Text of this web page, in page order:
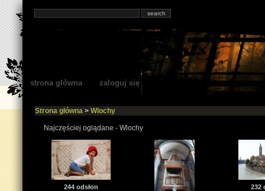
strona główna zaloguj się
Strona główna> Wlochy
Najczęściej oglądane - Wlochy
244 odsłon 232